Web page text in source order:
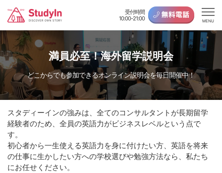
受付時間
10:00-21:00
MENU
満員必至！海外留学説明会
どこからでも参加できるオンライン説明会を毎日開催中！
スタディーインの強みは、全てのコンサルタントが長期留学
経験者のため、全員の英語力がビジネスレベルという点で
す。
初心者から一生使える英語力を身に付けたい方、英語を将来
の仕事に生かしたい方への学校選びや勉強方法なら、私たち
にお任せください。